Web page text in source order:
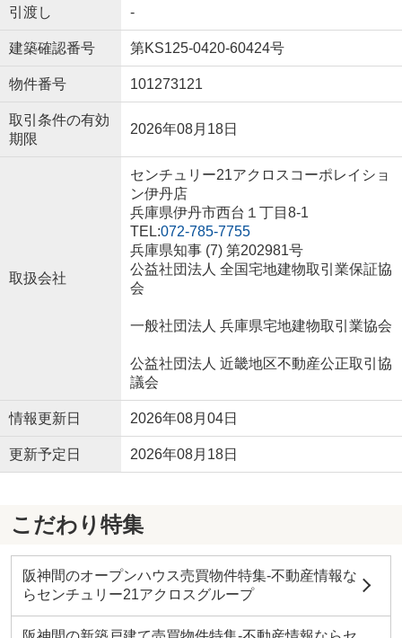
引渡し -
建築確認番号 第KS125-0420-60424号
物件番号 101273121
取引条件の有効
期限
2026年08月18日
取扱会社
センチュリー21アクロスコーポレイショ
ン伊丹店
兵庫県伊丹市西台１丁目8-1
TEL:072-785-7755
兵庫県知事 (7) 第202981号
公益社団法人 全国宅地建物取引業保証協
会
一般社団法人 兵庫県宅地建物取引業協会
公益社団法人 近畿地区不動産公正取引協
議会
情報更新日 2026年08月04日
更新予定日 2026年08月18日
こだわり特集
阪神間のオープンハウス売買物件特集-不動産情報な
らセンチュリー21アクロスグループ